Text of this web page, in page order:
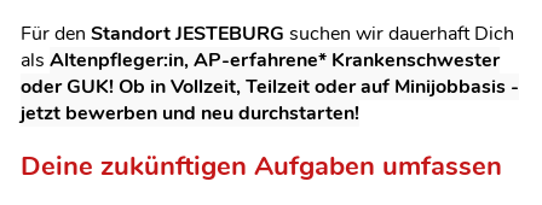
Für den Standort JESTEBURG suchen wir dauerhaft Dich
als Altenpfleger:in, AP-erfahrene* Krankenschwester
oder GUK! Ob in Vollzeit, Teilzeit oder auf Minijobbasis -
jetzt bewerben und neu durchstarten!
Deine zukünftigen Aufgaben umfassen